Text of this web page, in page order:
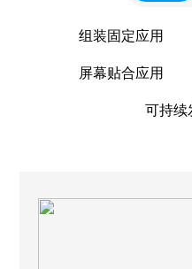
组装固定应用
屏幕贴合应用
可持续